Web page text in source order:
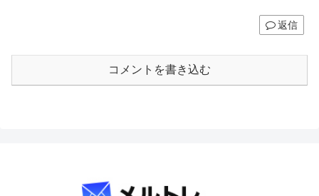
返信
コメントを書き込む